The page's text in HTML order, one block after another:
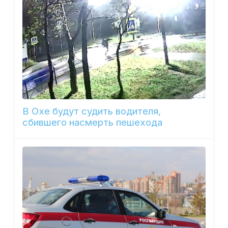
В Охе будут судить водителя,
сбившего насмерть пешехода